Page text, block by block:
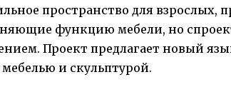
пространство для взрослых,
функцию мебели, но
Проект предлагает новый
и скульптурой.